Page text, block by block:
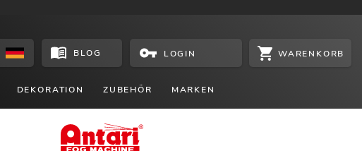
BLOG LOGIN WARENKORB
DEKORATION ZUBEHÖR MARKEN